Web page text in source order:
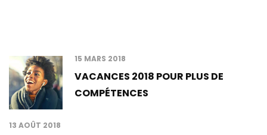
15 MARS 2018
VACANCES 2018 POUR PLUS DE
COMPÉTENCES
13 AOÛT 2018